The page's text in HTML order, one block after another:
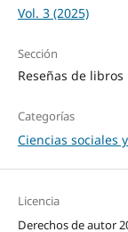
Vol. 3 (2025)
Sección
Reseñas de libros
Categorías
Ciencias sociales
Licencia
Derechos de autor